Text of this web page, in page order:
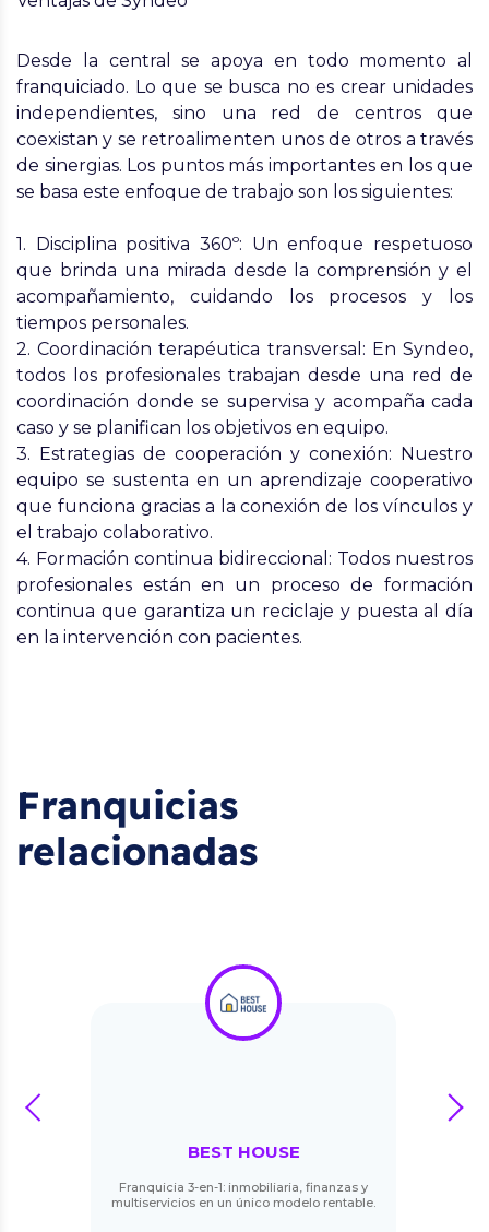
Desde la central se apoya en todo momento al
franquiciado. Lo que se busca no es crear unidades
independientes, sino una red de centros que
coexistan y se retroalimenten unos de otros a través
de sinergias. Los puntos más importantes en los que
se basa este enfoque de trabajo son los siguientes:
1. Disciplina positiva 360º: Un enfoque respetuoso
que brinda una mirada desde la comprensión y el
acompañamiento, cuidando los procesos y los
tiempos personales.
2.Coordinación terapéutica transversal : En Syndeo,
todos los profesionales trabajan desde una red de
coordinación donde se supervisa y acompaña cada
caso y se planifican los objetivos en equipo.
3. Estrategias de cooperación y conexión: Nuestro
equipo se sustenta en un aprendizaje cooperativo
que funciona gracias a la conexión de los vínculos y
el trabajo colaborativo.
4. Formación continua bidireccional : Todos nuestros
profesionales están en un proceso de formación
continua que garantiza un reciclaje y puesta al día
en la intervención con pacientes.
Franquicias
relacionadas
BEST HOUSE
Franquicia 3-en-1: inmobiliaria, finanzas y
multiservicios en un único modelo rentable.
prev next